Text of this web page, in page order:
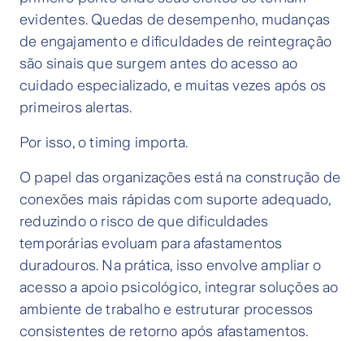
evidentes. Quedas de desempenho, mudanças
de engajamento e dificuldades de reintegração
são sinais que surgem antes do acesso ao
cuidado especializado, e muitas vezes após os
primeiros alertas.
Por isso, o timing importa.
O papel das organizações está na construção de
conexões mais rápidas com suporte adequado,
reduzindo o risco de que dificuldades
temporárias evoluam para afastamentos
duradouros. Na prática, isso envolve ampliar o
acesso a apoio psicológico, integrar soluções ao
ambiente de trabalho e estruturar processos
consistentes de retorno após afastamentos.